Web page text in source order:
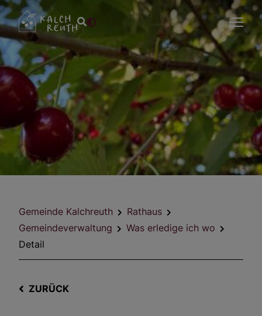
Gemeinde Kalchreuth
Rathaus
Gemeindeverwaltung
Was erledige ich wo
Detail
ZURÜCK